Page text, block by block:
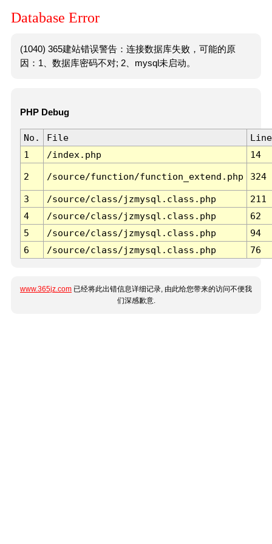
Database Error
(1040) 365建站错误警告：连接数据库失败，可能的原
因：1、数据库密码不对; 2、mysql未启动。
PHP Debug
No. File
Line
1
/index.php 14
2 /source/function/function_extend.php 324
3 /source/class/jzmysql.class.php
211
4
/source/class/jzmysql.class.php
62
5
/source/class/jzmysql.class.php
94
6
/source/class/jzmysql.class.php 76
www.365jz.com 已经将此出错信息详细记录, 由此给您带来的访问不便我
们深感歉意.